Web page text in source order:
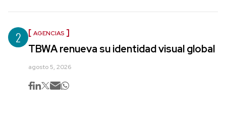
2 AGENCIAS
TBWA renueva su identidad visual global
agosto 5, 2026